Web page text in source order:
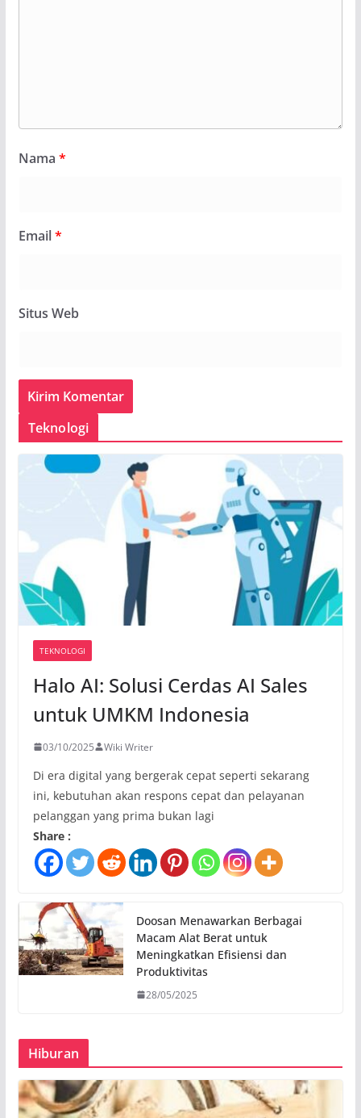
Nama *
Email*
Situs Web
Teknologi
TEKNOLOGI
Halo AI: Solusi Cerdas AI Sales
untuk UMKM Indonesia
03/10/2025 Wiki Writer
Di era digital yang bergerak cepat seperti sekarang
ini, kebutuhan akan respons cepat dan pelayanan
pelanggan yang prima bukan lagi
Share :
Doosan Menawarkan Berbagai
Macam Alat Berat untuk
Meningkatkan Efisiensi dan
Produktivitas
28/05/2025
Hiburan